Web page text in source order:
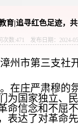
育|追寻红色足迹，
次数:471 发布日期：2024-
州市第三支社
在庄严肃穆的
为国家独立、
命信念和不屈
达了对革命